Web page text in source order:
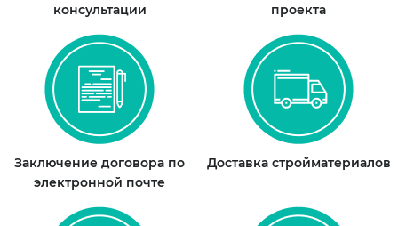
консультации
проекта
Заключение договора по
электронной почте
Доставка стройматериалов